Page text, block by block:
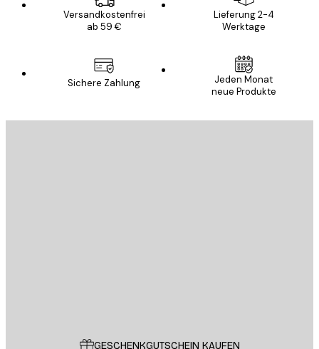
Versandkostenfrei
ab 59 €
Lieferung 2-4
Werktage
Sichere Zahlung
Jeden Monat
neue Produkte
GESCHENKGUTSCHEIN KAUFEN